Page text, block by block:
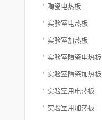
陶瓷电热板
实验室电热板
实验室加热板
实验室陶瓷电热板
实验室陶瓷加热板
实验室用电热板
实验室用加热板